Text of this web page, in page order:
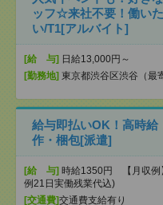
ッフ☆来社不要！働い
い/T1[アルバイト]
[給 与] 日給13,000円～
[勤務地] 東京都渋谷区渋谷（最
給与即払いOK！高時給
作・梱包[派遣]
[給 与] 時給1350円 【月収例
例21日実働残業代込)
[交通費]交通費支給有り